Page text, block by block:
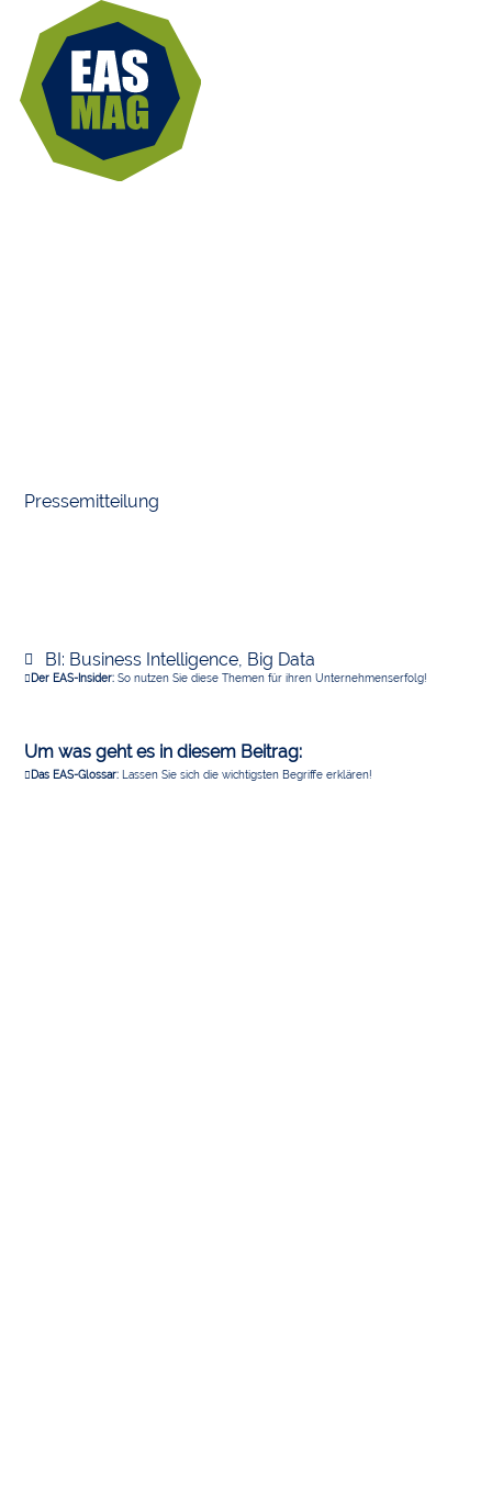
Pressemitteilung
BI: Business Intelligence, Big Data
Der EAS-Insider: So nutzen Sie diese Themen für ihren Unternehmenserfolg!
Um was geht es in diesem Beitrag:
Das EAS-Glossar: Lassen Sie sich die wichtigsten Begriffe erklären!